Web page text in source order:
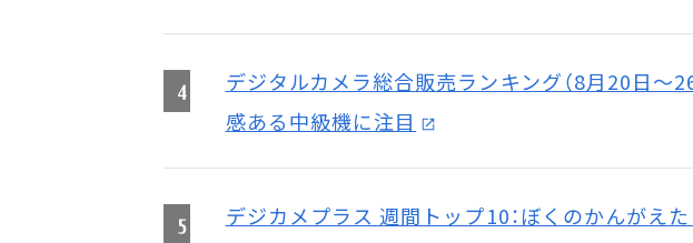
デジタルカメラ総合販売ランキング（8月20日～26
感ある中級機に注目
デジカメプラス 週間トップ10：ぼくのかんがえ